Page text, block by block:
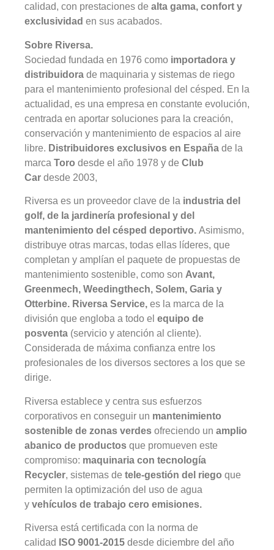
calidad, con prestaciones de alta gama, confort y
exclusividad en sus acabados.
Sobre Riversa.
Sociedad fundada en 1976 como importadora y
distribuidora de maquinaria y sistemas de riego
para el mantenimiento profesional del césped. En la
actualidad, es una empresa en constante evolución,
centrada en aportar soluciones para la creación,
conservación y mantenimiento de espacios al aire
libre. Distribuidores exclusivos en España de la
marca Toro desde el año 1978 y de Club
Car desde 2003,
Riversa es un proveedor clave de la industria del
golf, de la jardinería profesional y del
mantenimiento del césped deportivo. Asimismo,
distribuye otras marcas, todas ellas líderes, que
completan y amplían el paquete de propuestas de
mantenimiento sostenible, como son Avant,
Greenmech, Weedingthech, Solem, Garia y
Otterbine. Riversa Service, es la marca de la
división que engloba a todo el equipo de
posventa (servicio y atención al cliente).
Considerada de máxima confianza entre los
profesionales de los diversos sectores a los que se
dirige.
Riversa establece y centra sus esfuerzos
corporativos en conseguir un mantenimiento
sostenible de zonas verdes ofreciendo un amplio
abanico de productos que promueven este
compromiso: maquinaria con tecnología
Recycler, sistemas de tele-gestión del riego que
permiten la optimización del uso de agua
y vehículos de trabajo cero emisiones.
Riversa está certificada con la norma de
calidad ISO 9001-2015 desde diciembre del año